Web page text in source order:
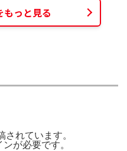
もっと見る
れています。
ンが必要です。